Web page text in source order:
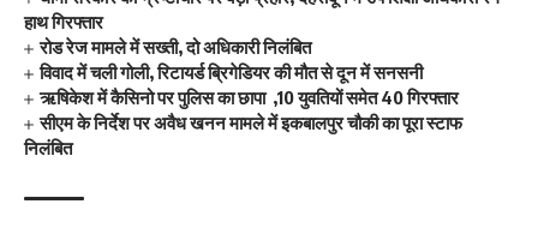
हाथ गिरफ्तार
रोड रेज मामले में सख्ती, दो अधिकारी निलंबित
विवाद में चली गोली, रिटायर्ड ब्रिगेडियर की मौत से दून में सनसनी
ऋषिकेश में कैसिनो पर पुलिस का छापा ,10 युवतियों समेत 40 गिरफ्तार
सीएम के निर्देश पर अवैध खनन मामले में इकबालपुर चौकी का पूरा स्टाफ
निलंबित